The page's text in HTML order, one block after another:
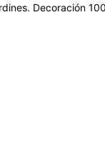
Decoración